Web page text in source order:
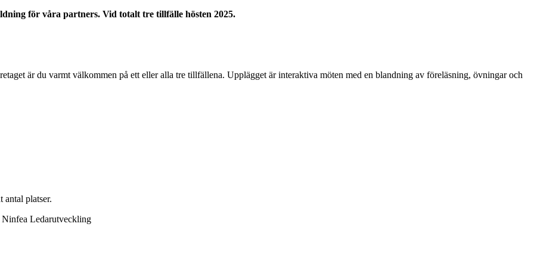
för våra partners. Vid totalt tre tillfälle hösten 2025.
är du varmt välkommen på ett eller alla tre tillfällena. Upplägget är interaktiva möten med en blandning av föreläsning, övningar och
antal platser.
Ledarutveckling